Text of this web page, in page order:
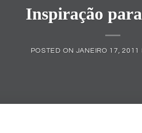
Inspiração
POSTED ON JANEIRO 17, 2011